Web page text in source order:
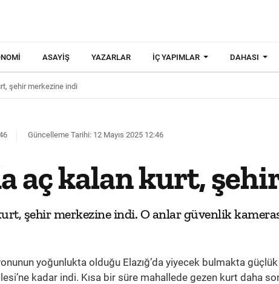
ASAYIŞ YAZARLAR İÇ YAPIMLAR DAHASI
şehir merkezine indi
Güncelleme Tarihi: 12 Mayıs 2025 12:46
aç kalan kurt,
şehir merkezine indi. O anlar güvenlik
yoğunlukta olduğu Elazığ’da yiyecek bulmakta
kadar indi. Kısa bir süre mahallede gezen kurt daha